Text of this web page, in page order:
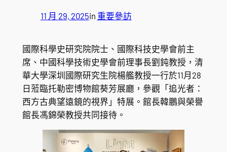
11 月 29, 2025in 重要參訪
國際科學史研究院院士、國際科技史學會前主
席、中國科學技術史學會前理事長劉鈍教授，清
華大學深圳國際研究生院楊艦教授一行於11月28
日蒞臨托勒密博物館葵芳展廳，參觀「追光者：
西方古典望遠鏡的視界」特展。館長韓鵬與榮譽
館長馮錦榮教授共同接待。